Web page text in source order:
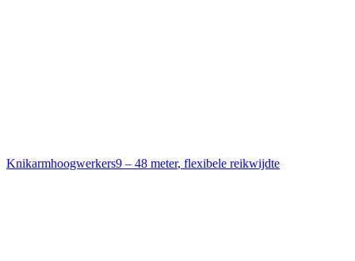
Knikarmhoogwerkers9 – 48 meter, flexibele reikwijdte